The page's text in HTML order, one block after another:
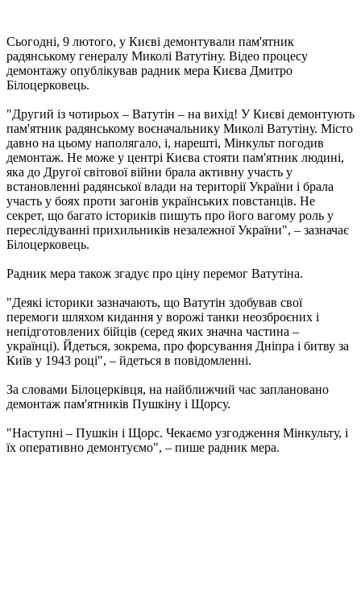
Сьогодні, 9 лютого, у Києві демонтували пам'ятник
радянському генералу Миколі Ватутіну. Відео процесу
демонтажу опублікував радник мера Києва Дмитро
Білоцерковець.
"Другий із чотирьох – Ватутін – на вихід! У Києві демонтують
пам'ятник радянському воєначальнику Миколі Ватутіну. Місто
давно на цьому наполягало, і, нарешті, Мінкульт погодив
демонтаж. Не може у центрі Києва стояти пам'ятник людині,
яка до Другої світової війни брала активну участь у
встановленні радянської влади на території України і брала
участь у боях проти загонів українських повстанців. Не
секрет, що багато істориків пишуть про його вагому роль у
переслідуванні прихильників незалежної України", – зазначає
Білоцерковець.
Радник мера також згадує про ціну перемог Ватутіна.
"Деякі історики зазначають, що Ватутін здобував свої
перемоги шляхом кидання у ворожі танки неозброєних і
непідготовлених бійців (серед яких значна частина –
українці). Йдеться, зокрема, про форсування Дніпра і битву за
Київ у 1943 році", – йдеться в повідомленні.
За словами Білоцерківця, на найближчий час заплановано
демонтаж пам'ятників Пушкіну і Щорсу.
"Наступні – Пушкін і Щорс. Чекаємо узгодження Мінкульту, і
їх оперативно демонтуємо", – пише радник мера.